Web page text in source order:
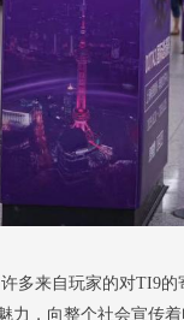
多来自玩家的对TI9
力，向整个社会宣传